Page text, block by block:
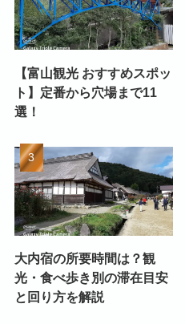
【富山観光 おすすめスポッ
ト】定番から穴場まで11
選！
大内宿の所要時間は？観
光・食べ歩き別の滞在目安
と回り方を解説